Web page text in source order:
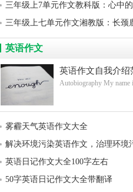
三年级上7单元作文教科版：心中
三年级上七单元作文湘教版：长颈
英语作文
英语作文自我介绍
Autobiography My name
雾霾天气英语作文大全
解决环境污染英语作文，治理环境
英语日记作文大全100字左右
50字英语日记作文大全带翻译